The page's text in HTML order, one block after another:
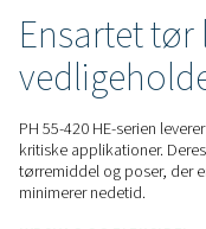
LAVERE
PH 55-420 HE-